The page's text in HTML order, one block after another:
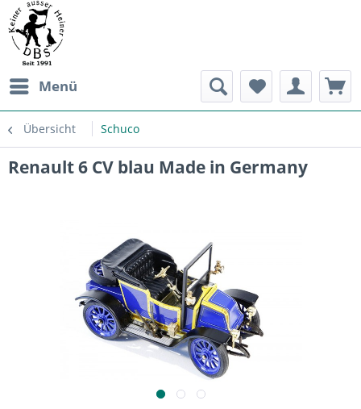
Menü
Übersicht Schuco
Renault 6 CV blau Made in Germany